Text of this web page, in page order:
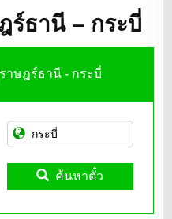
ร์ธานี – กระบี่
าษฎร์ธานี - กระบี่
ค้นหาตั๋ว